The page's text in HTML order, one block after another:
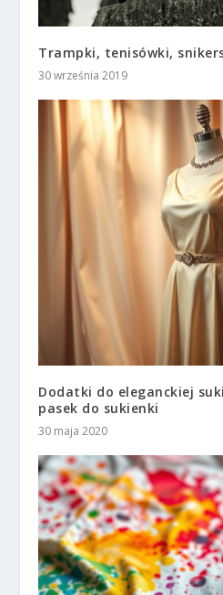
Trampki, tenisówki,
30 września 2019
Dodatki do eleganckiej
pasek do sukienki
30 maja 2020